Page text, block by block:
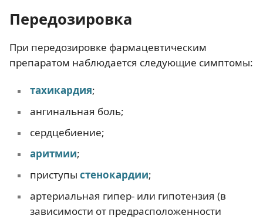
Передозировка
При передозировке фармацевтическим
препаратом наблюдается следующие симптомы:
тахикардия;
ангинальная боль;
сердцебиение;
аритмии;
приступы стенокардии;
артериальная гипер- или гипотензия (в
зависимости от предрасположенности